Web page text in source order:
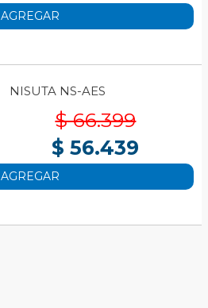
AGREGAR
NISUTA NS-AES
$ 66.399
$ 56.439
AGREGAR